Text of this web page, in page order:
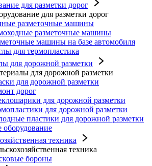
для разметки дорог
для разметки дорог
разметочные машины
разметочные машины
машины на базе автомобиля
для термопластика
для дорожной разметки
для дорожной разметки
для дорожной разметки
дорог
для дорожной разметки
для дорожной разметки
пластики для дорожной разметки
оборудование
техника
техника
бороны